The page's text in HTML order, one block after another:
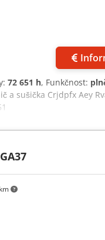
72 651 h, Funkčnost:
a sušička Crjdpfx Aey
GA37